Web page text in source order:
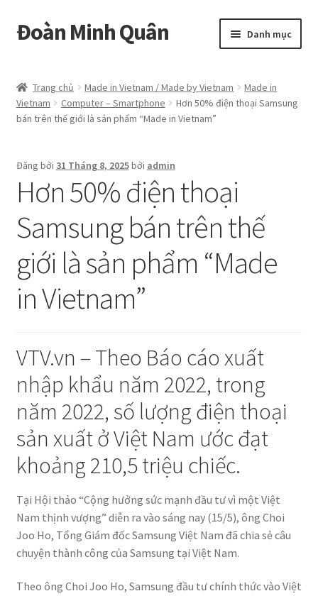
Đi
đến
hướng
Chuyển
đến
dung
Đoàn Minh Quân Danh mục
Curriculum Vitae
Hồ sơ năng lực
Liên hệ
Album
Trang chủ Made in Vietnam / Made by Vietnam
Made in
Vietnam
Computer – Smartphone
Hơn 50% điện thoại Samsung
bán trên thế giới là sản phẩm “Made in Vietnam”
Đăng bởi 31 Tháng 8, 2025bởi admin
Hơn 50% điện thoại
Samsung bán trên thế
giới là sản phẩm “Made
in Vietnam”
VTV.vn – Theo Báo cáo xuất
nhập khẩu năm 2022, trong
năm 2022, số lượng điện thoại
sản xuất ở Việt Nam ước đạt
khoảng 210,5 triệu chiếc.
Tại Hội thảo “Cộng hưởng sức mạnh đầu tư vì một Việt
Nam thịnh vượng” diễn ra vào sáng nay (15/5), ông Choi
Joo Ho, Tổng Giám đốc Samsung Việt Nam đã chia sẻ câu
chuyện thành công của Samsung tại Việt Nam.
Theo ông Choi Joo Ho, Samsung đầu tư chính thức vào Việt